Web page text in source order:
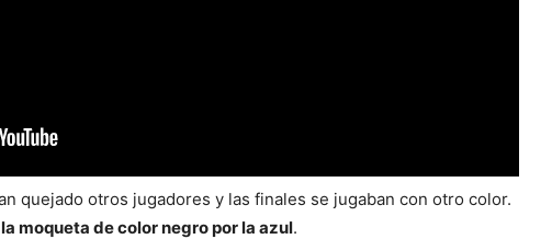
quejado otros jugadores y las finales se jugaban con otro color.
moqueta de color negro por la azul.